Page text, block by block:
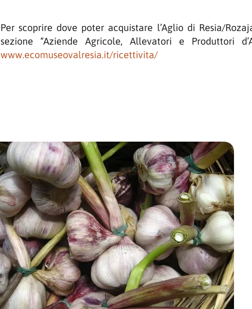
Per scoprire dove poter acquistare l’Aglio di Resia/
sezione “Aziende Agricole, Allevatori e Produttori
www.ecomuseovalresia.it/ricettivita/